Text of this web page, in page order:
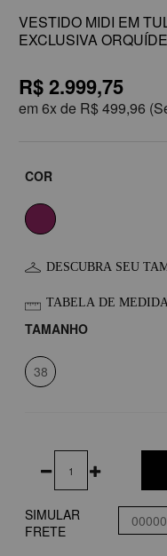
VESTIDO MIDI EM
EXCLUSIVA
R$ 2.999,75
em 6x de R$ 499,96
COR
DESCUBRA SEU
TABELA DE
TAMANHO
38
SIMULAR
FRETE